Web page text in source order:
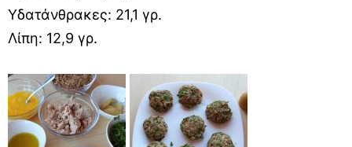
Υδατάνθρακες: 21,1 γρ.
Λίπη: 12,9 γρ.